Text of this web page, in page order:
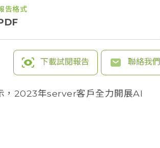
告格式
下載試閱報告 聯絡我們
，2023年server客戶全力開展AI